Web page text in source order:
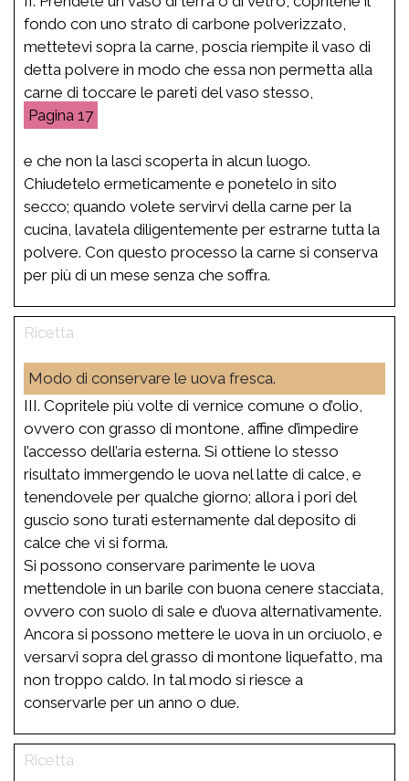
fondo con uno strato di carbone polverizzato,
mettetevi sopra la carne, poscia riempite il vaso di
detta polvere in modo che essa non permetta alla
carne di toccare le pareti del vaso stesso,
17
e che non la lasci scoperta in alcun luogo.
Chiudetelo ermeticamente e ponetelo in sito
secco; quando volete servirvi della carne per la
cucina, lavatela diligentemente per estrarne tutta la
polvere. Con questo processo la carne si conserva
per più di un mese senza che soffra.
Modo di conservare le uova fresca.
III. Copritele più volte di vernice comune o d’olio,
ovvero con grasso di montone, affine d’impedire
l’accesso dell’aria esterna. Si ottiene lo stesso
risultato immergendo le uova nel latte di calce, e
tenendovele per qualche giorno; allora i pori del
guscio sono turati esternamente dal deposito di
calce che vi si forma.
Si possono conservare parimente le uova
mettendole in un barile con buona cenere stacciata,
ovvero con suolo di sale e d’uova alternativamente.
Ancora si possono mettere le uova in un orciuolo, e
versarvi sopra del grasso di montone liquefatto, ma
non troppo caldo. In tal modo si riesce a
conservarle per un anno o due.